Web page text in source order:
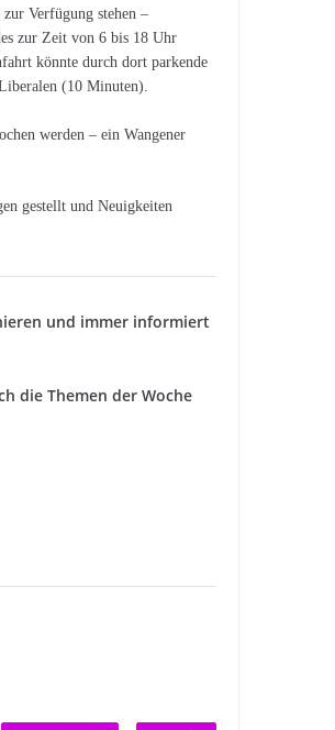
Verfügung stehen –
zur Zeit von 6 bis 18 Uhr
könnte durch dort parkende
(10 Minuten).
werden – ein Wangener
gestellt und Neuigkeiten
und immer informiert
die Themen der Woche